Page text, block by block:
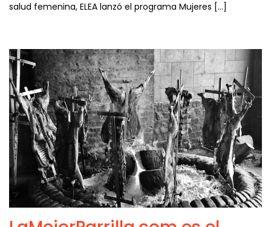
salud femenina, ELEA lanzó el programa Mujeres […]